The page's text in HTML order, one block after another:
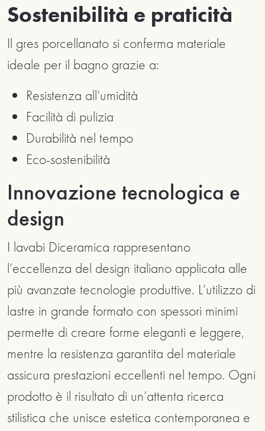
Sostenibilità e praticità
Il gres porcellanato si conferma materiale
ideale per il bagno grazie a:
Resistenza all’umidità
Facilità di pulizia
Durabilità nel tempo
Eco-sostenibilità
Innovazione tecnologica e
design
I lavabi Diceramica rappresentano
l’eccellenza del design italiano applicata alle
più avanzate tecnologie produttive. L’utilizzo di
lastre in grande formato con spessori minimi
permette di creare forme eleganti e leggere,
mentre la resistenza garantita del materiale
assicura prestazioni eccellenti nel tempo. Ogni
prodotto è il risultato di un’attenta ricerca
stilistica che unisce estetica contemporanea e